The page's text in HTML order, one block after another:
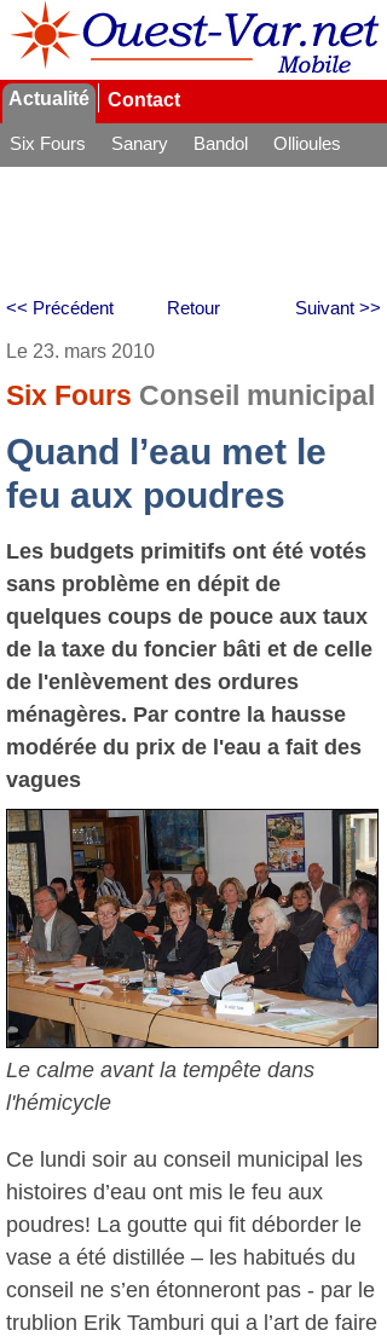
Actualité Contact
Six Fours Sanary Bandol
Ollioules
Retour
<< Précédent Suivant >>
Le 23. mars 2010
Six Fours Conseil municipal
Quand l’eau met le
feu aux poudres
Les budgets primitifs ont été votés
sans problème en dépit de
quelques coups de pouce aux taux
de la taxe du foncier bâti et de celle
de l'enlèvement des ordures
ménagères. Par contre la hausse
modérée du prix de l'eau a fait des
vagues
Le calme avant la tempête dans
l'hémicycle
Ce lundi soir au conseil municipal les
histoires d’eau ont mis le feu aux
poudres! La goutte qui fit déborder le
vase a été distillée – les habitués du
conseil ne s’en étonneront pas - par le
trublion Erik Tamburi qui a l’art de faire